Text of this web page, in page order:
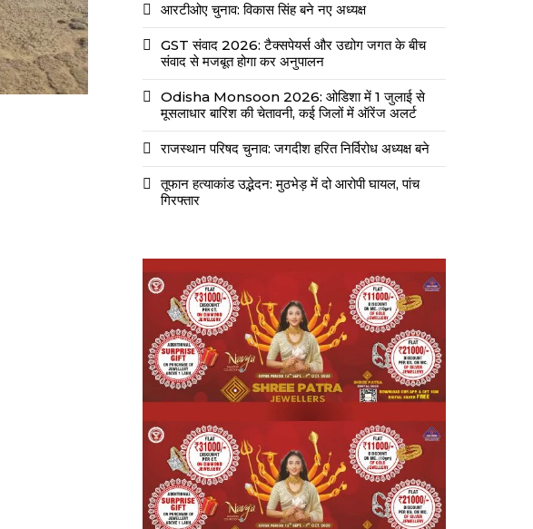
आरटीओए चुनाव: विकास सिंह बने नए अध्यक्ष
GST संवाद 2026: टैक्सपेयर्स और उद्योग जगत के बीच
संवाद से मजबूत होगा कर अनुपालन
Odisha Monsoon 2026: ओडिशा में 1 जुलाई से
मूसलाधार बारिश की चेतावनी, कई जिलों में ऑरेंज अलर्ट
राजस्थान परिषद चुनाव: जगदीश हरित निर्विरोध अध्यक्ष बने
तूफान हत्याकांड उद्भेदन: मुठभेड़ में दो आरोपी घायल, पांच
गिरफ्तार